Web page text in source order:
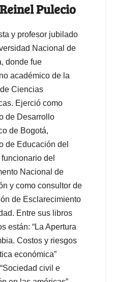
Pulecio
y profesor jubilado
Nacional de
donde fue
académico de la
Ciencias
Ejerció como
de Desarrollo
de Bogotá,
de Educación del
del
Nacional de
y como consultor de
de Esclarecimiento
Entre sus libros
están: “La Apertura
Costos y riesgos
económica”
civil e